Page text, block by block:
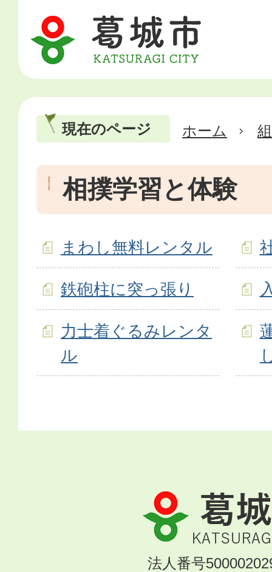
現在のページ ホーム
相撲学習と体験
まわし無料レンタル
鉄砲柱に突っ張り
力士着ぐるみレンタ
ル
葛
城
市
KATSURAGI
法人番号